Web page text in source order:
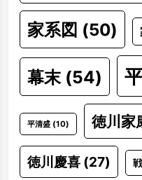
家系図 (50)
幕末(54)
平清盛(10) 徳川家
徳川慶喜(27)